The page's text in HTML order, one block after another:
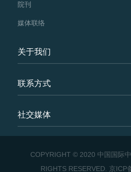
院刊
媒体联络
关于我们
联系方式
社交媒体
COPYRIGHT © 2020 中国国际
RIGHTS RESERVED. 京ICP